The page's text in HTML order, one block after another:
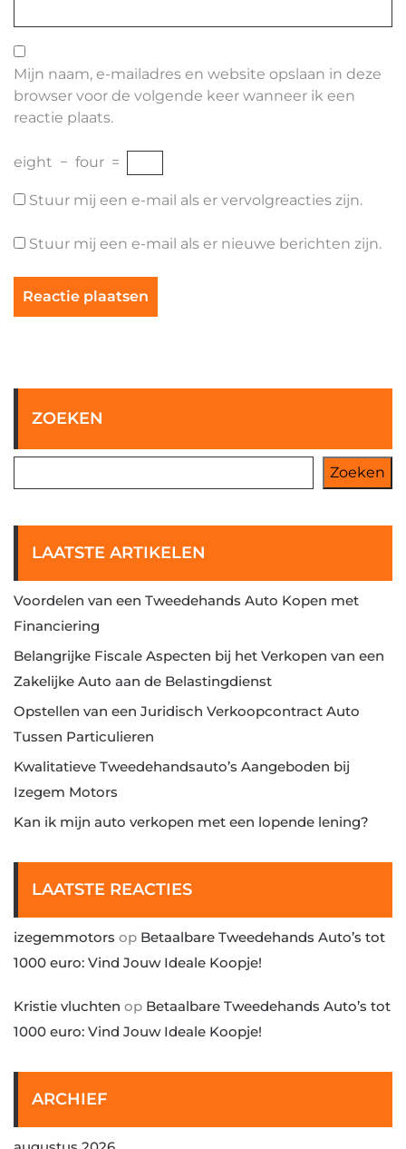
Mijn naam, e-mailadres en website opslaan in deze
browser voor de volgende keer wanneer ik een
reactie plaats.
eight − four =
Stuur mij een e-mail als er vervolgreacties zijn.
Stuur mij een e-mail als er nieuwe berichten zijn.
ZOEKEN
Zoeken
LAATSTE ARTIKELEN
Voordelen van een Tweedehands Auto Kopen met
Financiering
Belangrijke Fiscale Aspecten bij het Verkopen van een
Zakelijke Auto aan de Belastingdienst
Opstellen van een Juridisch Verkoopcontract Auto
Tussen Particulieren
Kwalitatieve Tweedehandsauto’s Aangeboden bij
Izegem Motors
Kan ik mijn auto verkopen met een lopende lening?
LAATSTE REACTIES
izegemmotors op Betaalbare Tweedehands Auto’s tot
1000 euro: Vind Jouw Ideale Koopje!
Kristie vluchten op Betaalbare Tweedehands Auto’s tot
1000 euro: Vind Jouw Ideale Koopje!
ARCHIEF